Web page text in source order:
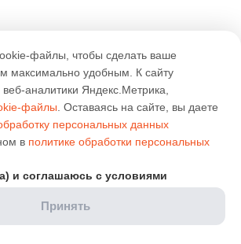
файлы, чтобы сделать ваше
максимально удобным. К cайту
аналитики Яндекс.Метрика,
файлы . Оставаясь на сайте, вы даете
персональных данных
в политике обработки персональных
и соглашаюсь с условиями
Принять